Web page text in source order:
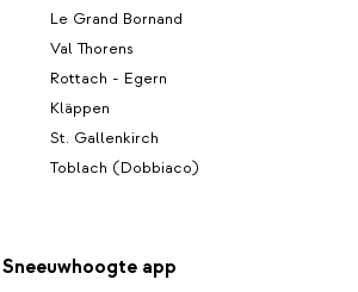
Le Grand Bornand
Val Thorens
Rottach - Egern
Kläppen
St. Gallenkirch
Toblach (Dobbiaco)
Sneeuwhoogte app